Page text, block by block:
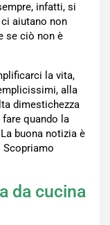
infatti, si
aiutano non
se ciò non è
la vita,
alla
dimestichezza
quando la
buona notizia è
Scopriamo
da cucina